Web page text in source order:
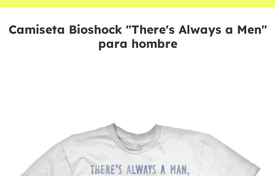
Camiseta Bioshock "There's Always a Men"
para hombre